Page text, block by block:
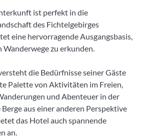
ist perfekt in die
des Fichtelgebirges
eine hervorragende Ausgangsbasis,
Wanderwege zu erkunden.
die Bedürfnisse seiner Gäste
Palette von Aktivitäten im Freien,
und Abenteuer in der
aus einer anderen Perspektive
das Hotel auch spannende
an.